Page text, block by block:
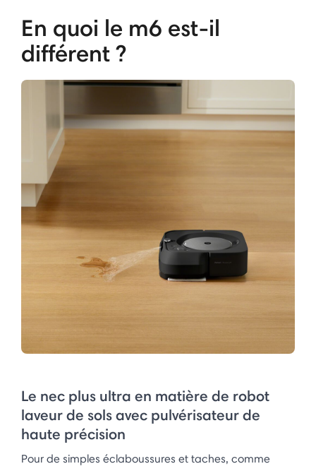
En quoi le m6 est-il
différent ?
Le nec plus ultra en matière de robot
laveur de sols avec pulvérisateur de
haute précision
Pour de simples éclaboussures et taches, comme